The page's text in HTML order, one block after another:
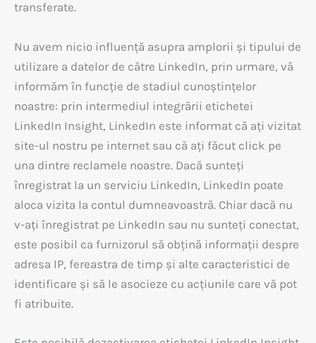
transferate.
Nu avem nicio influență asupra amplorii și tipului de
utilizare a datelor de către LinkedIn, prin urmare, vă
informăm în funcție de stadiul cunoștințelor
noastre: prin intermediul integrării etichetei
LinkedIn Insight, LinkedIn este informat că ați vizitat
site-ul nostru pe internet sau că ați făcut click pe
una dintre reclamele noastre. Dacă sunteți
înregistrat la un serviciu LinkedIn, LinkedIn poate
aloca vizita la contul dumneavoastră. Chiar dacă nu
v-ați înregistrat pe LinkedIn sau nu sunteți conectat,
este posibil ca furnizorul să obțină informații despre
adresa IP, fereastra de timp și alte caracteristici de
identificare și să le asocieze cu acțiunile care vă pot
fi atribuite.